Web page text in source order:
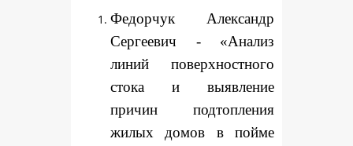
Федорчук Александр
Сергеевич - «Анализ
линий поверхностного
стока и выявление
причин подтопления
жилых домов в пойме